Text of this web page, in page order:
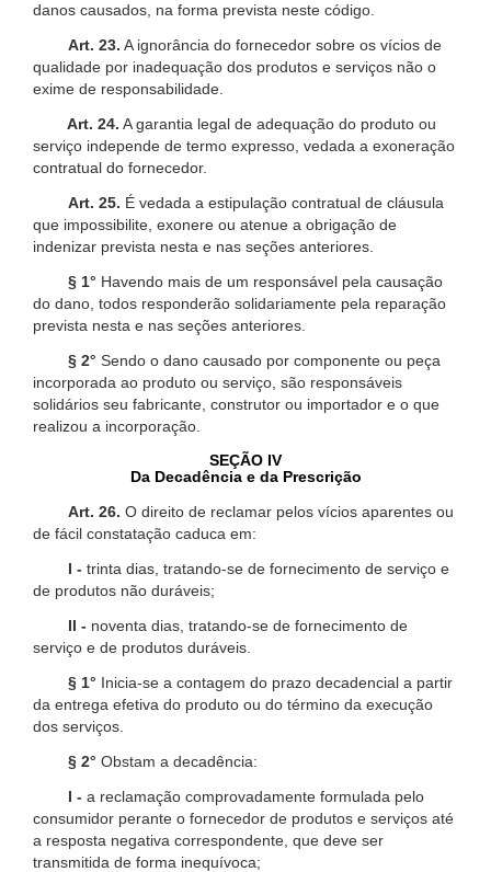
danos causados, na forma prevista neste código.
Art. 23. A ignorância do fornecedor sobre os vícios de
qualidade por inadequação dos produtos e serviços não o
exime de responsabilidade.
Art. 24. A garantia legal de adequação do produto ou
serviço independe de termo expresso, vedada a exoneração
contratual do fornecedor.
Art. 25. É vedada a estipulação contratual de cláusula
que impossibilite, exonere ou atenue a obrigação de
indenizar prevista nesta e nas seções anteriores.
§ 1° Havendo mais de um responsável pela causação
do dano, todos responderão solidariamente pela reparação
prevista nesta e nas seções anteriores.
§ 2° Sendo o dano causado por componente ou peça
incorporada ao produto ou serviço, são responsáveis
solidários seu fabricante, construtor ou importador e o que
realizou a incorporação.
SEÇÃO IV
Da Decadência e da Prescrição
Art. 26. O direito de reclamar pelos vícios aparentes ou
de fácil constatação caduca em:
I - trinta dias, tratando-se de fornecimento de serviço e
de produtos não duráveis;
II - noventa dias, tratando-se de fornecimento de
serviço e de produtos duráveis.
§ 1° Inicia-se a contagem do prazo decadencial a partir
da entrega efetiva do produto ou do término da execução
dos serviços.
§ 2° Obstam a decadência:
I - a reclamação comprovadamente formulada pelo
consumidor perante o fornecedor de produtos e serviços até
a resposta negativa correspondente, que deve ser
transmitida de forma inequívoca;